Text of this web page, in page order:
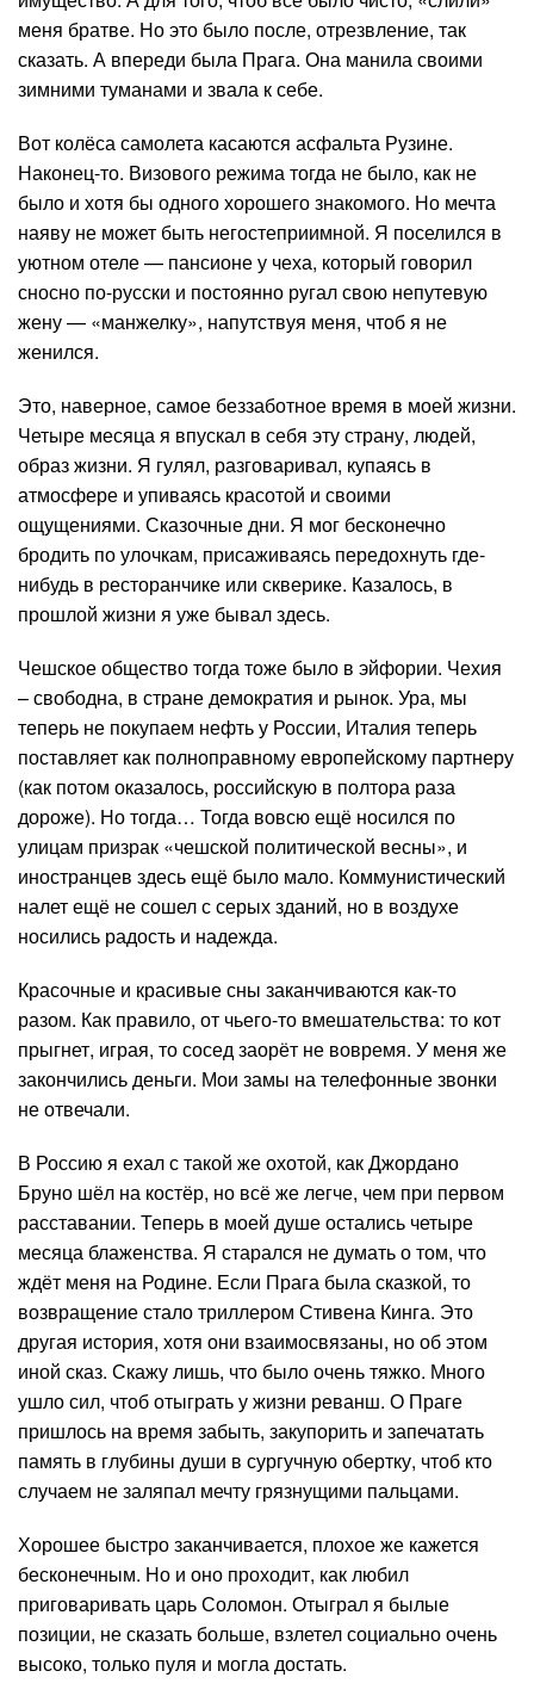
меня братве. Но это было после, отрезвление, так
сказать. А впереди была Прага. Она манила своими
зимними туманами и звала к себе.
Вот колёса самолета касаются асфальта Рузине.
Наконец-то. Визового режима тогда не было, как не
было и хотя бы одного хорошего знакомого. Но мечта
наяву не может быть негостеприимной. Я поселился в
уютном отеле — пансионе у чеха, который говорил
сносно по-русски и постоянно ругал свою непутевую
жену — «манжелку», напутствуя меня, чтоб я не
женился.
Это, наверное, самое беззаботное время в моей жизни.
Четыре месяца я впускал в себя эту страну, людей,
образ жизни. Я гулял, разговаривал, купаясь в
атмосфере и упиваясь красотой и своими
ощущениями. Сказочные дни. Я мог бесконечно
бродить по улочкам, присаживаясь передохнуть где-
нибудь в ресторанчике или скверике. Казалось, в
прошлой жизни я уже бывал здесь.
Чешское общество тогда тоже было в эйфории. Чехия
– свободна, в стране демократия и рынок. Ура, мы
теперь не покупаем нефть у России, Италия теперь
поставляет как полноправному европейскому партнеру
(как потом оказалось, российскую в полтора раза
дороже). Но тогда… Тогда вовсю ещё носился по
улицам призрак «чешской политической весны», и
иностранцев здесь ещё было мало. Коммунистический
налет ещё не сошел с серых зданий, но в воздухе
носились радость и надежда.
Красочные и красивые сны заканчиваются как-то
разом. Как правило, от чьего-то вмешательства: то кот
прыгнет, играя, то сосед заорёт не вовремя. У меня же
закончились деньги. Мои замы на телефонные звонки
не отвечали.
В Россию я ехал с такой же охотой, как Джордано
Бруно шёл на костёр, но всё же легче, чем при первом
расставании. Теперь в моей душе остались четыре
месяца блаженства. Я старался не думать о том, что
ждёт меня на Родине. Если Прага была сказкой, то
возвращение стало триллером Стивена Кинга. Это
другая история, хотя они взаимосвязаны, но об этом
иной сказ. Скажу лишь, что было очень тяжко. Много
ушло сил, чтоб отыграть у жизни реванш. О Праге
пришлось на время забыть, закупорить и запечатать
память в глубины души в сургучную обертку, чтоб кто
случаем не заляпал мечту грязнущими пальцами.
Хорошее быстро заканчивается, плохое же кажется
бесконечным. Но и оно проходит, как любил
приговаривать царь Соломон. Отыграл я былые
позиции, не сказать больше, взлетел социально очень
высоко, только пуля и могла достать.